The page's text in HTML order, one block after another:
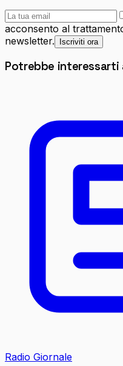
acconsento al
newsletter.
Iscriviti ora
Potrebbe interessarti
Radio Giornale